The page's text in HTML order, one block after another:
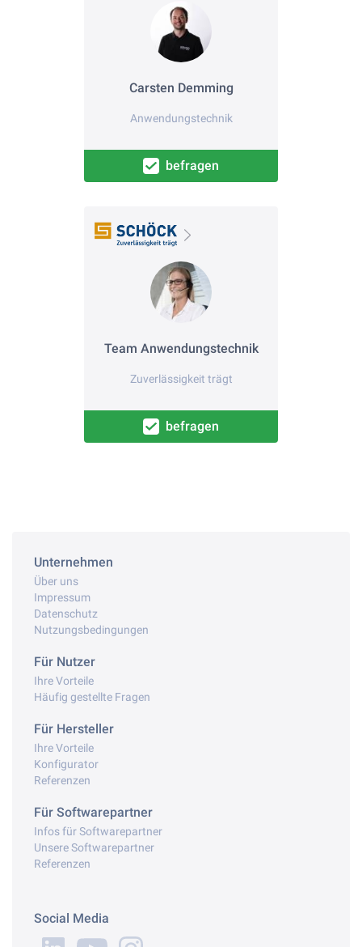
Carsten Demming
Anwendungstechnik
befragen
Team Anwendungstechnik
Zuverlässigkeit trägt
befragen
Unternehmen
Über uns
Impressum
Datenschutz
Nutzungsbedingungen
Für Nutzer
Ihre Vorteile
Häufig gestellte Fragen
Für Hersteller
Ihre Vorteile
Konfigurator
Referenzen
Für Softwarepartner
Infos für Softwarepartner
Unsere Softwarepartner
Referenzen
Social Media